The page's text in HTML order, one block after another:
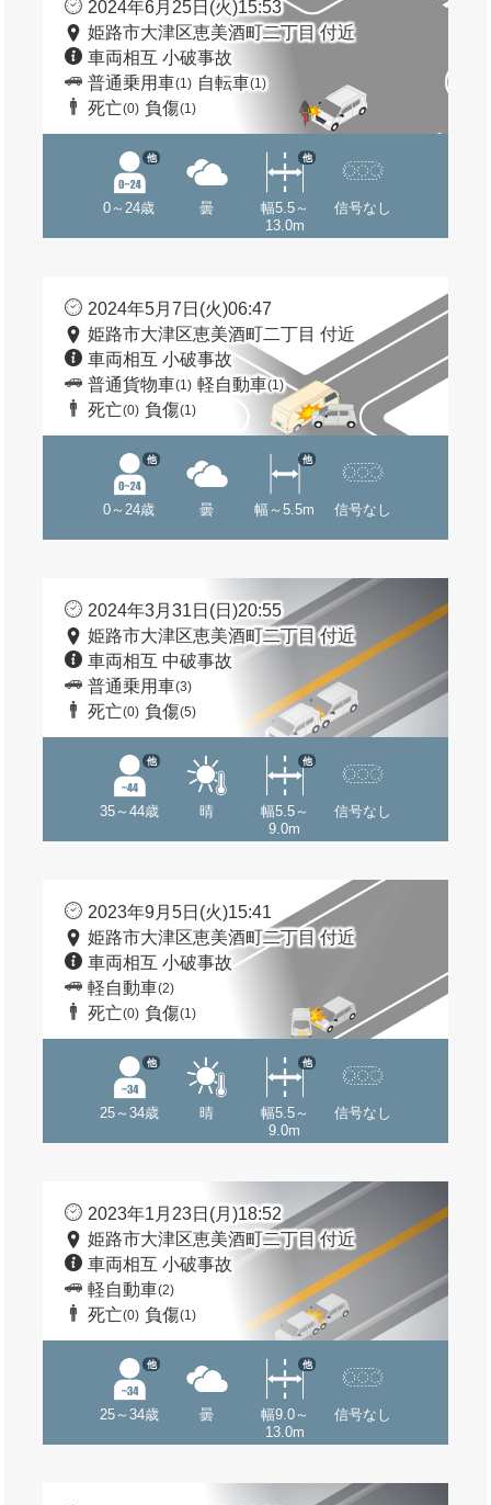
2024年6月25日(火)15:53
姫路市大津区恵美酒町二丁目 付近
車両相互 小破事故
普通乗用車(1) 自転車(1)
死亡(0) 負傷(1)
0～24歳
他
曇
幅5.5～
13.0m
他
信号なし
2024年5月7日(火)06:47
姫路市大津区恵美酒町二丁目 付近
車両相互 小破事故
普通貨物車(1) 軽自動車(1)
死亡(0) 負傷(1)
0～24歳
他
曇 幅～5.5m
他
信号なし
2024年3月31日(日)20:55
姫路市大津区恵美酒町二丁目 付近
車両相互 中破事故
普通乗用車(3)
死亡(0) 負傷(5)
35～44歳
他
晴
幅5.5～
9.0m
他
信号なし
2023年9月5日(火)15:41
姫路市大津区恵美酒町二丁目 付近
車両相互 小破事故
軽自動車(2)
死亡(0) 負傷(1)
25～34歳
他
晴
幅5.5～
9.0m
他
信号なし
2023年1月23日(月)18:52
姫路市大津区恵美酒町二丁目 付近
車両相互 小破事故
軽自動車(2)
死亡(0) 負傷(1)
25～34歳
他
曇
幅9.0～
13.0m
他
信号なし